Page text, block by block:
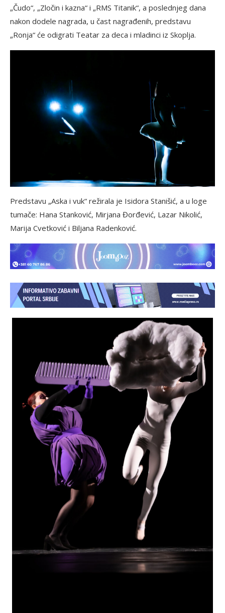
„Čudo“, „Zločin i kazna“ i „RMS Titanik“, a poslednjeg dana
nakon dodele nagrada, u čast nagrađenih, predstavu
„Ronja“ će odigrati Teatar za deca i mladinci iz Skoplja.
Predstavu „Aska i vuk“ režirala je Isidora Stanišić, a u loge
tumače: Hana Stanković, Mirjana Đorđević, Lazar Nikolić,
Marija Cvetković i Biljana Radenković.